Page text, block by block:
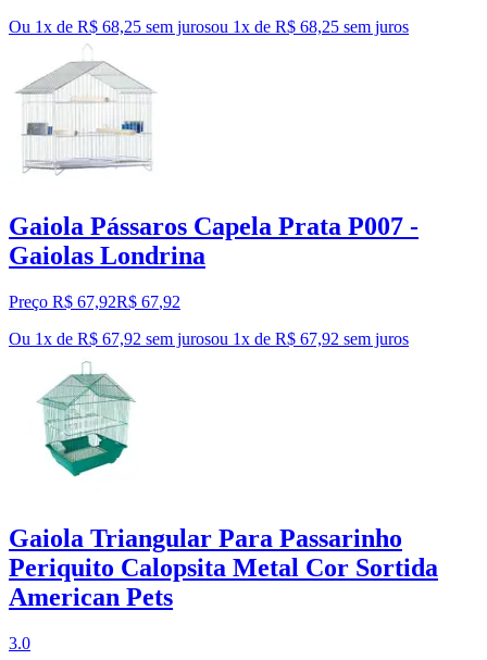
Ou 1x de R$ 68,25 sem jurosou 1x de R$ 68,25 sem juros
Gaiola Pássaros Capela Prata P007 -
Gaiolas Londrina
Preço R$ 67,92R$ 67,92
Ou 1x de R$ 67,92 sem jurosou 1x de R$ 67,92 sem juros
Gaiola Triangular Para Passarinho
Periquito Calopsita Metal Cor Sortida
American Pets
3.0